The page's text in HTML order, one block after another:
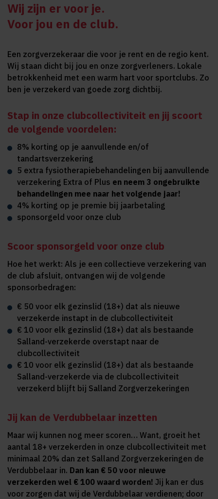
Wij zijn er voor je.
Voor jou en de club.
Een zorgverzekeraar die voor je rent en de regio kent.
Wij staan dicht bij jou en onze zorgverleners. Lokale
betrokkenheid met een warm hart voor sportclubs. Zo
ben je verzekerd van goede zorg dichtbij.
Stap in onze clubcollectiviteit en jij scoort
de volgende voordelen:
8% korting op je aanvullende en/of
tandartsverzekering
5 extra fysiotherapiebehandelingen bij aanvullende
verzekering Extra of Plus en neem 3 ongebruikte
behandelingen mee naar het volgende jaar!
4% korting op je premie bij jaarbetaling
sponsorgeld voor onze club
Scoor sponsorgeld voor onze club
Hoe het werkt: Als je een collectieve verzekering van
de club afsluit, ontvangen wij de volgende
sponsorbedragen:
€ 50 voor elk gezinslid (18+) dat als nieuwe
verzekerde instapt in de clubcollectiviteit
€ 10 voor elk gezinslid (18+) dat als bestaande
Salland-verzekerde overstapt naar de
clubcollectiviteit
€ 10 voor elk gezinslid (18+) dat als bestaande
Salland-verzekerde via de clubcollectiviteit
verzekerd blijft bij Salland Zorgverzekeringen
Jij kan de Verdubbelaar inzetten
Maar wij kunnen nog meer scoren… Want, groeit het
aantal 18+ verzekerden in onze clubcollectiviteit met
minimaal 20% dan zet Salland Zorgverzekeringen de
Verdubbelaar in. Dan kan € 50 voor nieuwe
verzekerden wel € 100 waard worden! Jij kan er dus
voor zorgen dat wij de Verdubbelaar verdienen; door